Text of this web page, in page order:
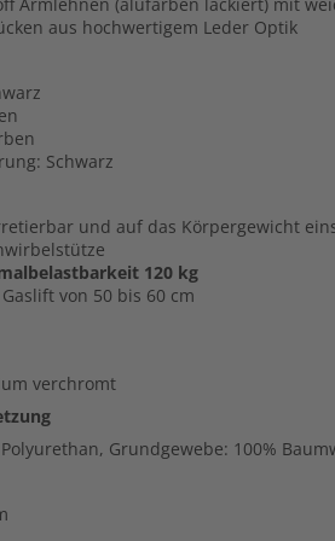
aus hochwertigem Leder Optik
Schwarz
und auf das Körpergewicht
120 kg
von 50 bis 60 cm
verchromt
Grundgewebe: 100%